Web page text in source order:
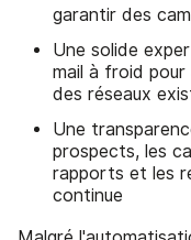
garantir des
Une solide
mail à froid
des réseaux
Une
prospects, les
rapports et les
continue